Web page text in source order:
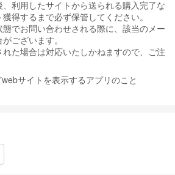
利用したサイトから送られる購入完了な
得するまで必ず保管してください。
でお問い合わせされる際に、該当のメー
ございます。
た場合は対応いたしかねますので、ご注
サイトを表示するアプリのこと